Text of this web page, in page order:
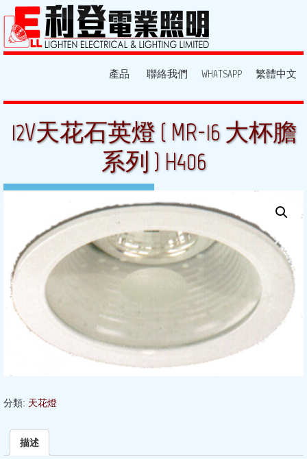
產品 聯絡我們 WHATSAPP 繁體中文
12V天花石英燈 ( MR-16 大杯膽
系列 ) H406
7 1 月, 2014
By:
Posted in
分類: 天花燈
描述